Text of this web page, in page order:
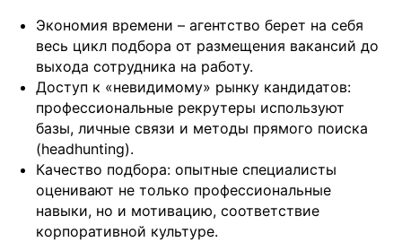
Экономия времени – агентство берет на себя
весь цикл подбора от размещения вакансий до
выхода сотрудника на работу.
Доступ к «невидимому» рынку кандидатов:
профессиональные рекрутеры используют
базы, личные связи и методы прямого поиска
(headhunting).
Качество подбора: опытные специалисты
оценивают не только профессиональные
навыки, но и мотивацию, соответствие
корпоративной культуре.